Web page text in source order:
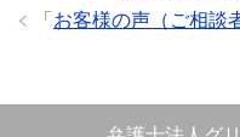
「 お客様の声（ご相談